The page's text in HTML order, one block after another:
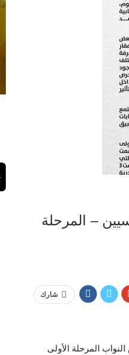
– المرحلة
شارك
المرحلة الأولى